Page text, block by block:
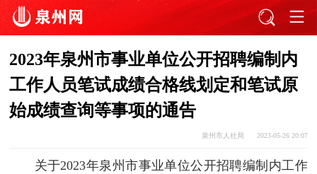
2023年泉州市事业单位公开招聘编制内
工作人员笔试成绩合格线划定和笔试原
始成绩查询等事项的通告
泉州市人社局 2023-05-26 20:07
关于2023年泉州市事业单位公开招聘编制内工作